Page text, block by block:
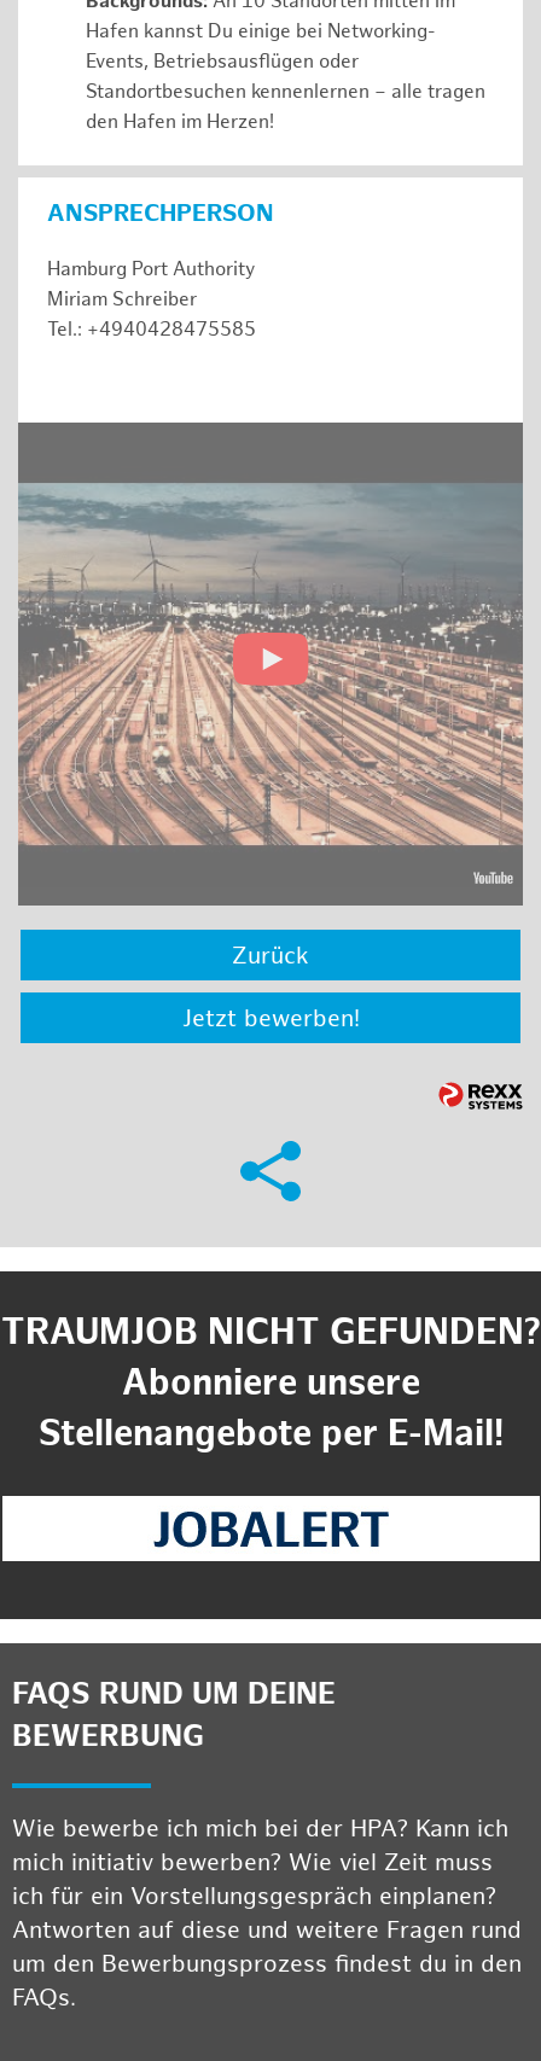
Hafen kannst Du einige bei Networking-
Events, Betriebsausflügen oder
Standortbesuchen kennenlernen – alle tragen
den Hafen im Herzen!
ANSPRECHPERSON
Hamburg Port Authority
Miriam Schreiber
Tel.: +4940428475585
Zurück
Jetzt bewerben!
TRAUMJOB NICHT GEFUNDEN?
Abonniere unsere
Stellenangebote per E-Mail!
FAQS RUND UM DEINE
BEWERBUNG
Wie bewerbe ich mich bei der HPA? Kann ich
mich initiativ bewerben? Wie viel Zeit muss
ich für ein Vorstellungsgespräch einplanen?
Antworten auf diese und weitere Fragen rund
um den Bewerbungsprozess findest du in den
FAQs.